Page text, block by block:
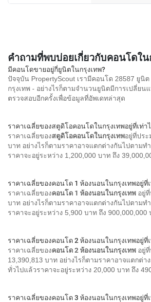
คำถามที่พบบ่อยเกี่ยวกับคอนโดใน
มีคอนโดขายอยู่กี่ยูนิตในกรุงเทพ?
ปัจจุบัน PropertyScout เรามีคอนโด 28587 ยูนิ
กรุงเทพ - อย่างไรก็ตามจำนวนยูนิตมีการเปลี่ยน
ตรวจสอบอีกครั้งเพื่อข้อมูลที่อัพเดทล่าสุด
ราคาเฉลี่ยของสตูดิโอคอนโดในกรุงเทพอยู่ที่เท่า
ราคาเฉลี่ยของสตูดิโอคอนโดในกรุงเทพอยู่ที่ปร
บาท อย่างไรก็ตามราคาอาจแตกต่างกันไปตามท
ราคาจะอยู่ระหว่าง 1,200,000 บาท ถึง
ราคาเฉลี่ยของคอนโด 1 ห้องนอนในกรุงเทพอยู่ที่
ราคาเฉลี่ยของคอนโด 1 ห้องนอนในกรุงเทพ อยู่
บาท อย่างไรก็ตามราคาอาจแตกต่างกันไปตามท
ราคาจะอยู่ระหว่าง 5,900 บาท ถึง 900,000,000
ราคาเฉลี่ยของคอนโด 2 ห้องนอนในกรุงเทพอยู่ที่
ราคาเฉลี่ยของคอนโด 2 ห้องนอนในกรุงเทพ อยู่
13,390,813 บาท อย่างไรก็ตามราคาอาจแตกต่า
ทั่วไปแล้วราคาจะอยู่ระหว่าง 20,000 บาท ถึง
ราคาเฉลี่ยของคอนโด 3 ห้องนอนในกรุงเทพอยู่ที่